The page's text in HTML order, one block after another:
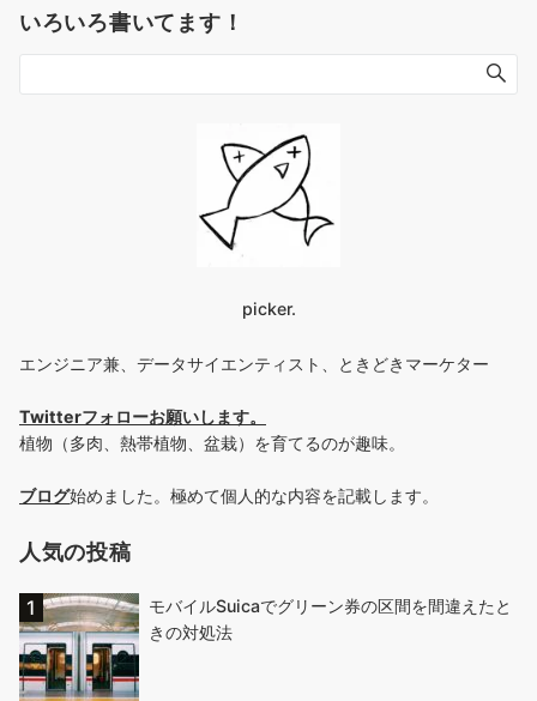
いろいろ書いてます！
picker.
エンジニア兼、データサイエンティスト、ときどきマーケター
Twitterフォローお願いします。
植物（多肉、熱帯植物、盆栽）を育てるのが趣味。
ブログ始めました。極めて個人的な内容を記載します。
人気の投稿
モバイルSuicaでグリーン券の区間を間違えたと
きの対処法